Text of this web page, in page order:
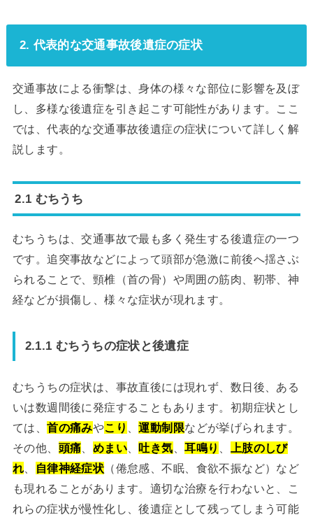
2. 代表的な交通事故後遺症の症状
交通事故による衝撃は、身体の様々な部位に影響を及ぼ
し、多様な後遺症を引き起こす可能性があります。ここ
では、代表的な交通事故後遺症の症状について詳しく解
説します。
2.1 むちうち
むちうちは、交通事故で最も多く発生する後遺症の一つ
です。追突事故などによって頭部が急激に前後へ揺さぶ
られることで、頸椎（首の骨）や周囲の筋肉、靭帯、神
経などが損傷し、様々な症状が現れます。
2.1.1 むちうちの症状と後遺症
むちうちの症状は、事故直後には現れず、数日後、ある
いは数週間後に発症することもあります。初期症状とし
ては、首の痛みやこり 、運動制限などが挙げられます。
その他、 頭痛 めまい 、吐き気 、耳鳴り
上肢のしび
れ
自律神経症状 （倦怠感、不眠、食欲不振など）など
も現れることがあります。適切な治療を行わないと、こ
れらの症状が慢性化し、後遺症として残ってしまう可能